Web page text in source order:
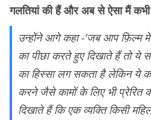
गलतियां की हैं और अब से ऐसा मैं कभी
उन्होंने आगे कहा -‘जब आप फ़िल्म
का पीछा करते हुए दिखाते हैं तो
का हिस्सा लग सकता है लेकिन ये
करने जैसे कामों के लिए भी
दिखाते हैं कि एक व्यक्ति किसी